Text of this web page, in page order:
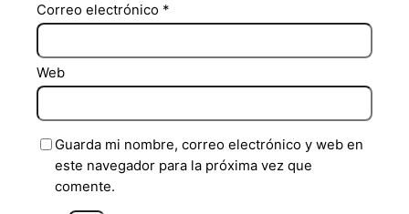
Correo electrónico *
Web
Guarda mi nombre, correo electrónico y web en
este navegador para la próxima vez que
comente.